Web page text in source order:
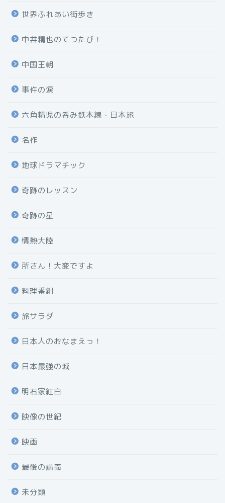
世界ふれあい街歩き
中井精也のてつたび！
中国王朝
事件の涙
六角精児の呑み鉄本線・日本旅
名作
地球ドラマチック
奇跡のレッスン
奇跡の星
情熱大陸
所さん！大変ですよ
料理番組
旅サラダ
日本人のおなまえっ！
日本最強の城
明石家紅白
映像の世紀
映画
最後の講義
未分類